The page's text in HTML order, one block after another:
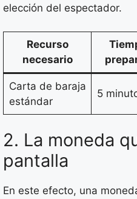
elección del espectador.
Recurso
necesario
Carta de baraja
estándar
5
2. La moneda
pantalla
En este efecto, una